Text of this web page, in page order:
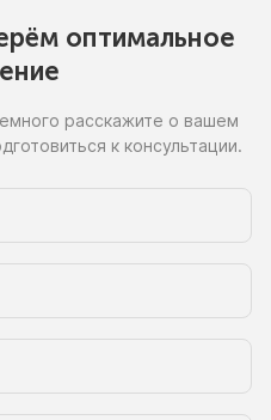
оптимальное
расскажите о вашем
к консультации.